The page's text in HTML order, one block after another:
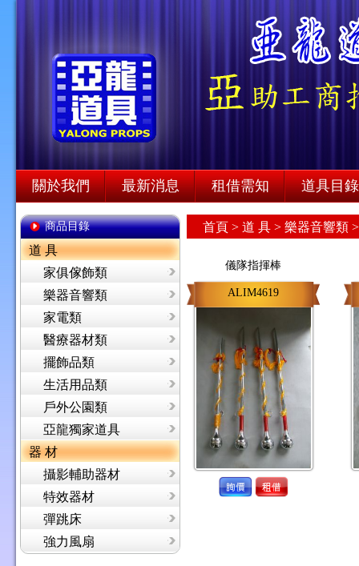
關於我們 最新消息 租借需知 道具目錄
商品目錄
道 具
家俱傢飾類
樂器音響類
家電類
醫療器材類
擺飾品類
生活用品類
戶外公園類
亞龍獨家道具
器 材
攝影輔助器材
特效器材
彈跳床
強力風扇
首頁 > 道 具 > 樂器音響類
儀隊指揮棒
ALIM4619